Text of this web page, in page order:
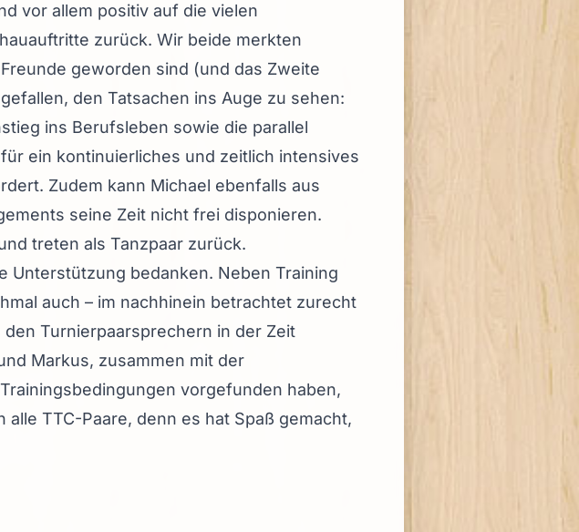
vor allem positiv auf die vielen
zurück. Wir beide merkten
geworden sind (und das Zweite
den Tatsachen ins Auge zu sehen:
ins Berufsleben sowie die parallel
ein kontinuierliches und zeitlich intensives
Zudem kann Michael ebenfalls aus
seine Zeit nicht frei disponieren.
treten als Tanzpaar zurück.
Unterstützung bedanken. Neben Training
auch – im nachhinein betrachtet zurecht
Turnierpaarsprechern in der Zeit
Markus, zusammen mit der
vorgefunden haben,
TTC-Paare, denn es hat Spaß gemacht,